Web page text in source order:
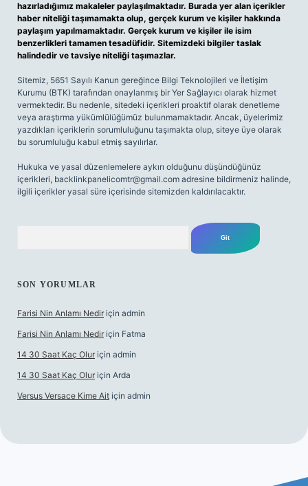
hazırladığımız makaleler paylaşılmaktadır. Burada yer alan içerikler
haber niteliği taşımamakta olup, gerçek kurum ve kişiler hakkında
paylaşım yapılmamaktadır. Gerçek kurum ve kişiler ile isim
benzerlikleri tamamen tesadüfidir. Sitemizdeki bilgiler taslak
halindedir ve tavsiye niteliği taşımazlar.
Sitemiz, 5651 Sayılı Kanun gereğince Bilgi Teknolojileri ve İletişim
Kurumu (BTK) tarafından onaylanmış bir Yer Sağlayıcı olarak hizmet
vermektedir. Bu nedenle, sitedeki içerikleri proaktif olarak denetleme
veya araştırma yükümlülüğümüz bulunmamaktadır. Ancak, üyelerimiz
yazdıkları içeriklerin sorumluluğunu taşımakta olup, siteye üye olarak
bu sorumluluğu kabul etmiş sayılırlar.
Hukuka ve yasal düzenlemelere aykırı olduğunu düşündüğünüz
içerikleri, backlinkpanelicomtr@gmail.com adresine bildirmeniz halinde,
ilgili içerikler yasal süre içerisinde sitemizden kaldırılacaktır.
SON YORUMLAR
Farisi Nin Anlamı Nedir için admin
Farisi Nin Anlamı Nedir için Fatma
14 30 Saat Kaç Olur için admin
14 30 Saat Kaç Olur için Arda
Versus Versace Kime Ait için admin